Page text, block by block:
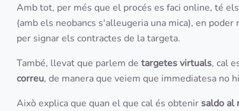
Amb tot, per més que el procés es faci online, té
(amb els neobancs s'alleugeria una mica), en
per signar els contractes de la targeta.
També, llevat que parlem de targetes virtuals, cal
correu, de manera que veiem que immediatesa no
Això explica que quan el que cal és obtenirsaldo al